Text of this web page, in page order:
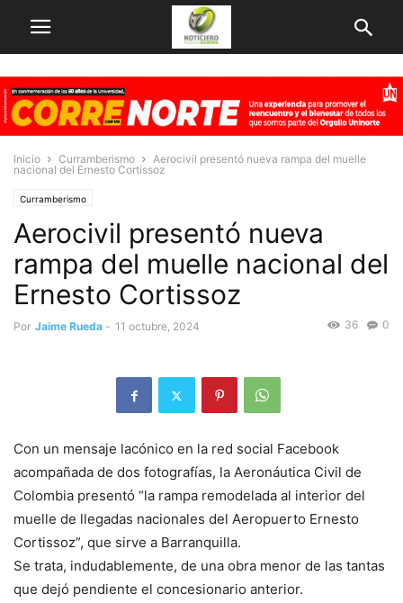
Inicio Curramberismo
Aerocivil presentó nueva rampa del muelle
nacional del Ernesto Cortissoz
Curramberismo
Aerocivil presentó nueva
rampa del muelle nacional del
Ernesto Cortissoz
Por Jaime Rueda - 11 octubre, 2024 0
36
Con un mensaje lacónico en la red social Facebook
acompañada de dos fotografías, la Aeronáutica Civil de
Colombia presentó “la rampa remodelada al interior del
muelle de llegadas nacionales del Aeropuerto Ernesto
Cortissoz”, que sirve a Barranquilla.
Se trata, indudablemente, de una obra menor de las tantas
que dejó pendiente el concesionario anterior.